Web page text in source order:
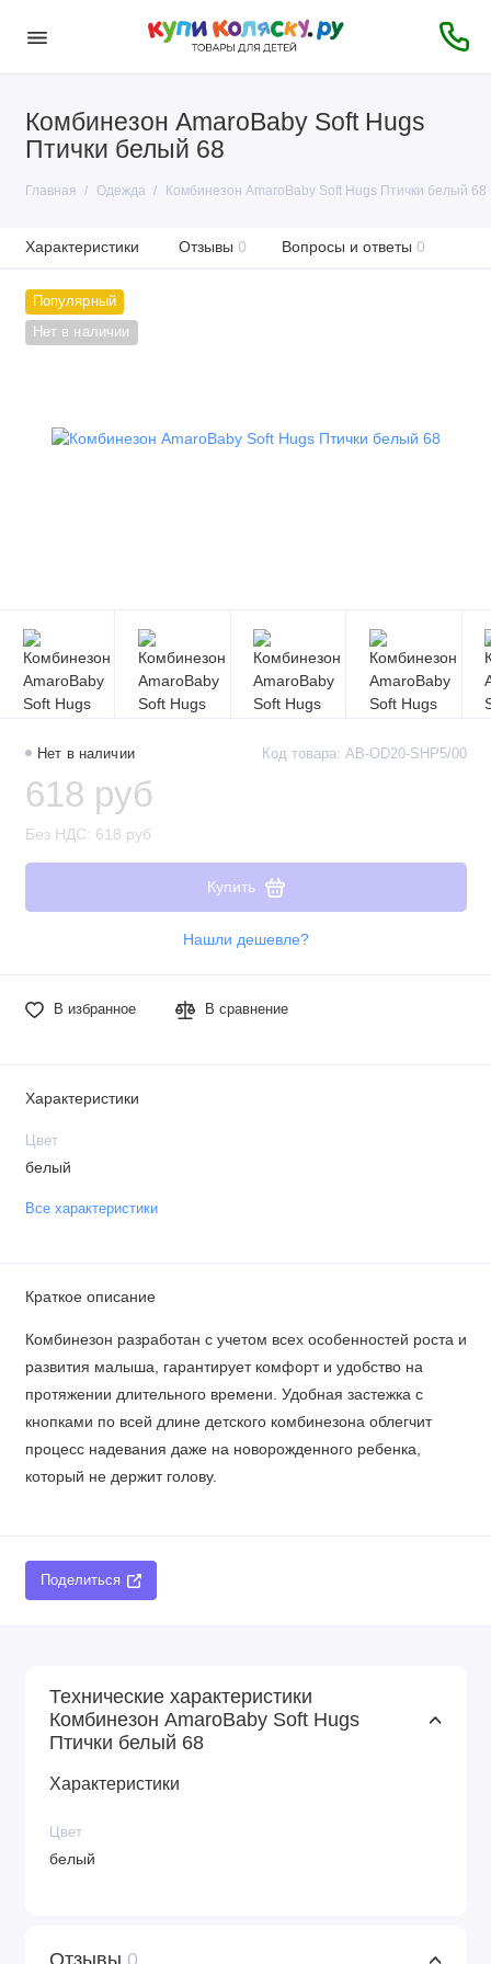
Комбинезон AmaroBaby Soft Hugs
Птички белый 68
Главная Одежда Комбинезон AmaroBaby Soft Hugs Птички белый 68
Характеристики Отзывы 0 Вопросы и ответы 0
Популярный
Нет в наличии
Нет в наличии Код товара: AB-OD20-SHP5/00
618 руб
Без НДС: 618 руб
Купить
Нашли дешевле?
В избранное В сравнение
Характеристики
Цвет
белый
Все характеристики
Краткое описание
Комбинезон разработан с учетом всех особенностей роста и
развития малыша, гарантирует комфорт и удобство на
протяжении длительного времени. Удобная застежка с
кнопками по всей длине детского комбинезона облегчит
процесс надевания даже на новорожденного ребенка,
который не держит голову.
Поделиться
Технические характеристики
Комбинезон AmaroBaby Soft Hugs
Птички белый 68
Характеристики
Цвет
белый
Отзывы 0